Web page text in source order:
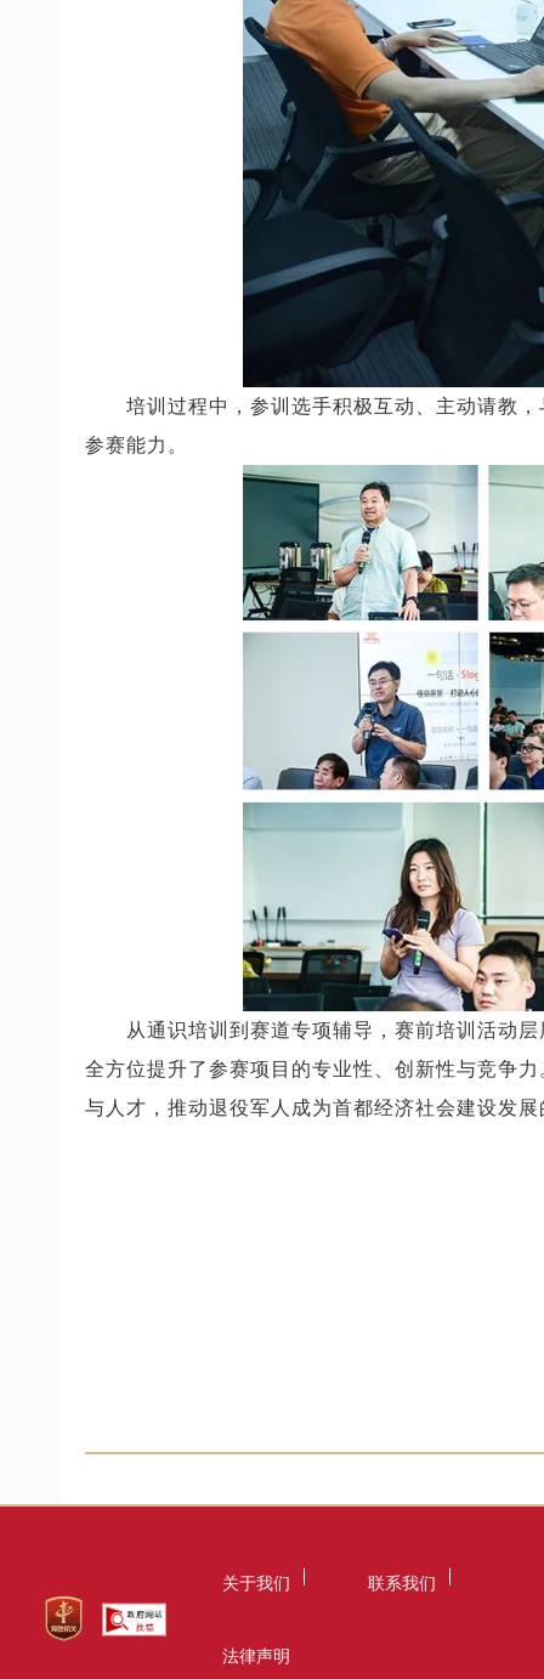
培训过程中，参训选手积极互动、主动请教
参赛能力。
从通识培训到赛道专项辅导，赛前培训活动
全方位提升了参赛项目的专业性、创新性与竞争
与人才，推动退役军人成为首都经济社会建设发
关于我们 联系我们
法律声明